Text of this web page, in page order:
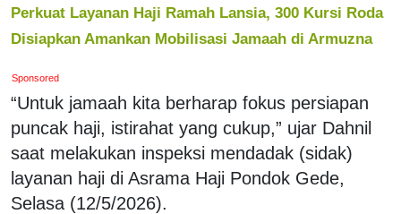
Perkuat Layanan Haji Ramah Lansia, 300 Kursi Roda
Disiapkan Amankan Mobilisasi Jamaah di Armuzna
Sponsored
“Untuk jamaah kita berharap fokus persiapan
puncak haji, istirahat yang cukup,” ujar Dahnil
saat melakukan inspeksi mendadak (sidak)
layanan haji di Asrama Haji Pondok Gede,
Selasa (12/5/2026).